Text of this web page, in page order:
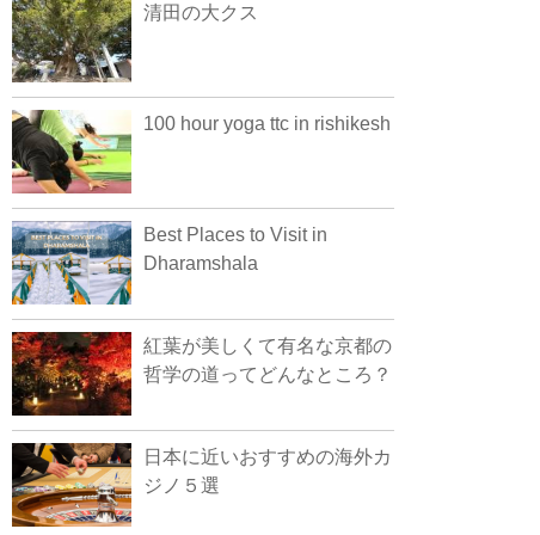
清田の大クス
100 hour yoga ttc in rishikesh
Best Places to Visit in
Dharamshala
紅葉が美しくて有名な京都の
哲学の道ってどんなところ？
日本に近いおすすめの海外カ
ジノ５選